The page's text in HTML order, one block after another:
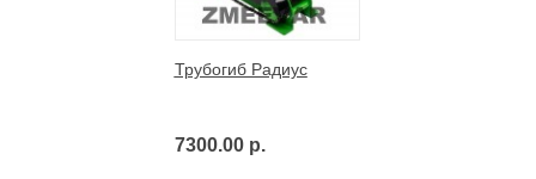
Трубогиб Радиус
7300.00 р.